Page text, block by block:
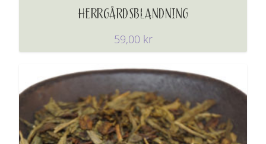
HERRGÅRDSBLANDNING
59,00 kr